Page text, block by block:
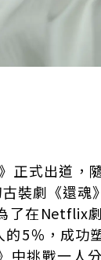
正式出道，
裝劇《還魂
了在Netflix
5％，成功
中挑戰一人